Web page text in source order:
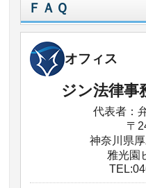
ＦＡＱ
オフィス
ジン法律事
代表者：
〒
神奈川県
雅光園